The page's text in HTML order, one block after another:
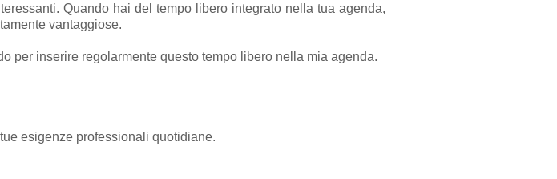
Quando hai del tempo libero integrato nella tua agenda,
vantaggiose.
per inserire regolarmente questo tempo libero nella mia agenda.
esigenze professionali quotidiane.